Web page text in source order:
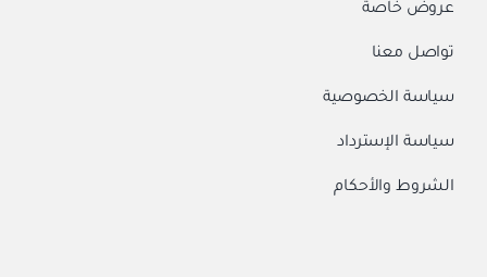
عروض خاصة
تواصل معنا
سياسة الخصوصية
سياسة الإسترداد
الشروط والأحكام